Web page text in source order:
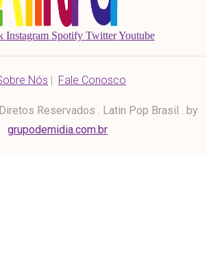
Instagram Spotify Twitter Youtube
Nós | Fale Conosco
Reservados . Latin Pop Brasil . by
grupodemidia.com.br